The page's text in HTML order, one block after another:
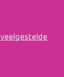
veelgestelde